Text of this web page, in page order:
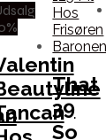
That
39
So